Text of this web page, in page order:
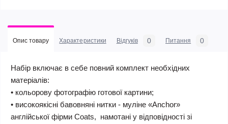
Опис товару Характеристики Відгуків 0 Питання 0
Набір включає в себе повний комплект необхідних
матеріалів:
• кольорову фотографію готової картини;
• високоякісні бавовняні нитки - муліне «Anchor»
англійської фірми Coats, намотані у відповідності зі